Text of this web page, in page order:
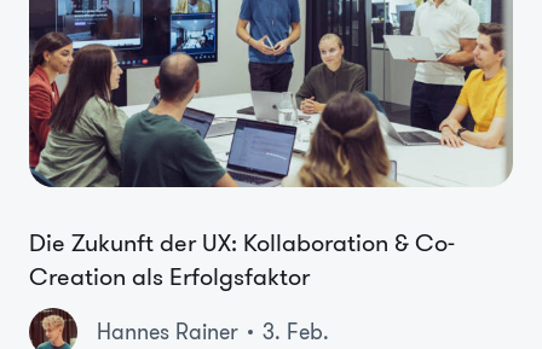
Die Zukunft der UX: Kollaboration & Co-
Creation als Erfolgsfaktor
Hannes Rainer 3. Feb.